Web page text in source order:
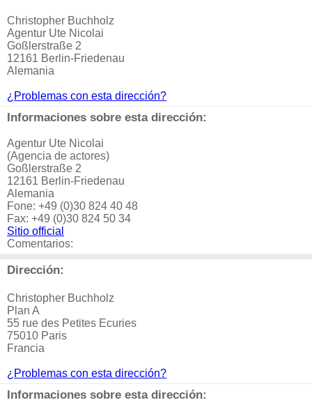
Christopher Buchholz
Agentur Ute Nicolai
Goßlerstraße 2
12161 Berlin-Friedenau
Alemania
¿Problemas con esta dirección?
Informaciones sobre esta dirección:
Agentur Ute Nicolai
(Agencia de actores)
Goßlerstraße 2
12161 Berlin-Friedenau
Alemania
Fone: +49 (0)30 824 40 48
Fax: +49 (0)30 824 50 34
Sitio official
Comentarios:
Dirección:
Christopher Buchholz
Plan A
55 rue des Petites Ecuries
75010 Paris
Francia
¿Problemas con esta dirección?
Informaciones sobre esta dirección: